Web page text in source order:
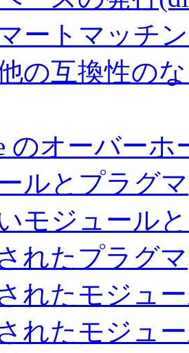
ートマッチ
の互換性の
のオーバーホ
ルとプラグマ
モジュール
れたプラグマ
れたモジュ
れたモジュ